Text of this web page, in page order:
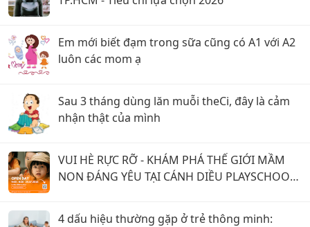
Em mới biết đạm trong sữa cũng có A1 với A2
luôn các mom ạ
Sau 3 tháng dùng lăn muỗi theCi, đây là cảm
nhận thật của mình
VUI HÈ RỰC RỠ - KHÁM PHÁ THẾ GIỚI MẦM
NON ĐÁNG YÊU TẠI CÁNH DIỀU PLAYSCHOOL
4 dấu hiệu thường gặp ở trẻ thông minh: